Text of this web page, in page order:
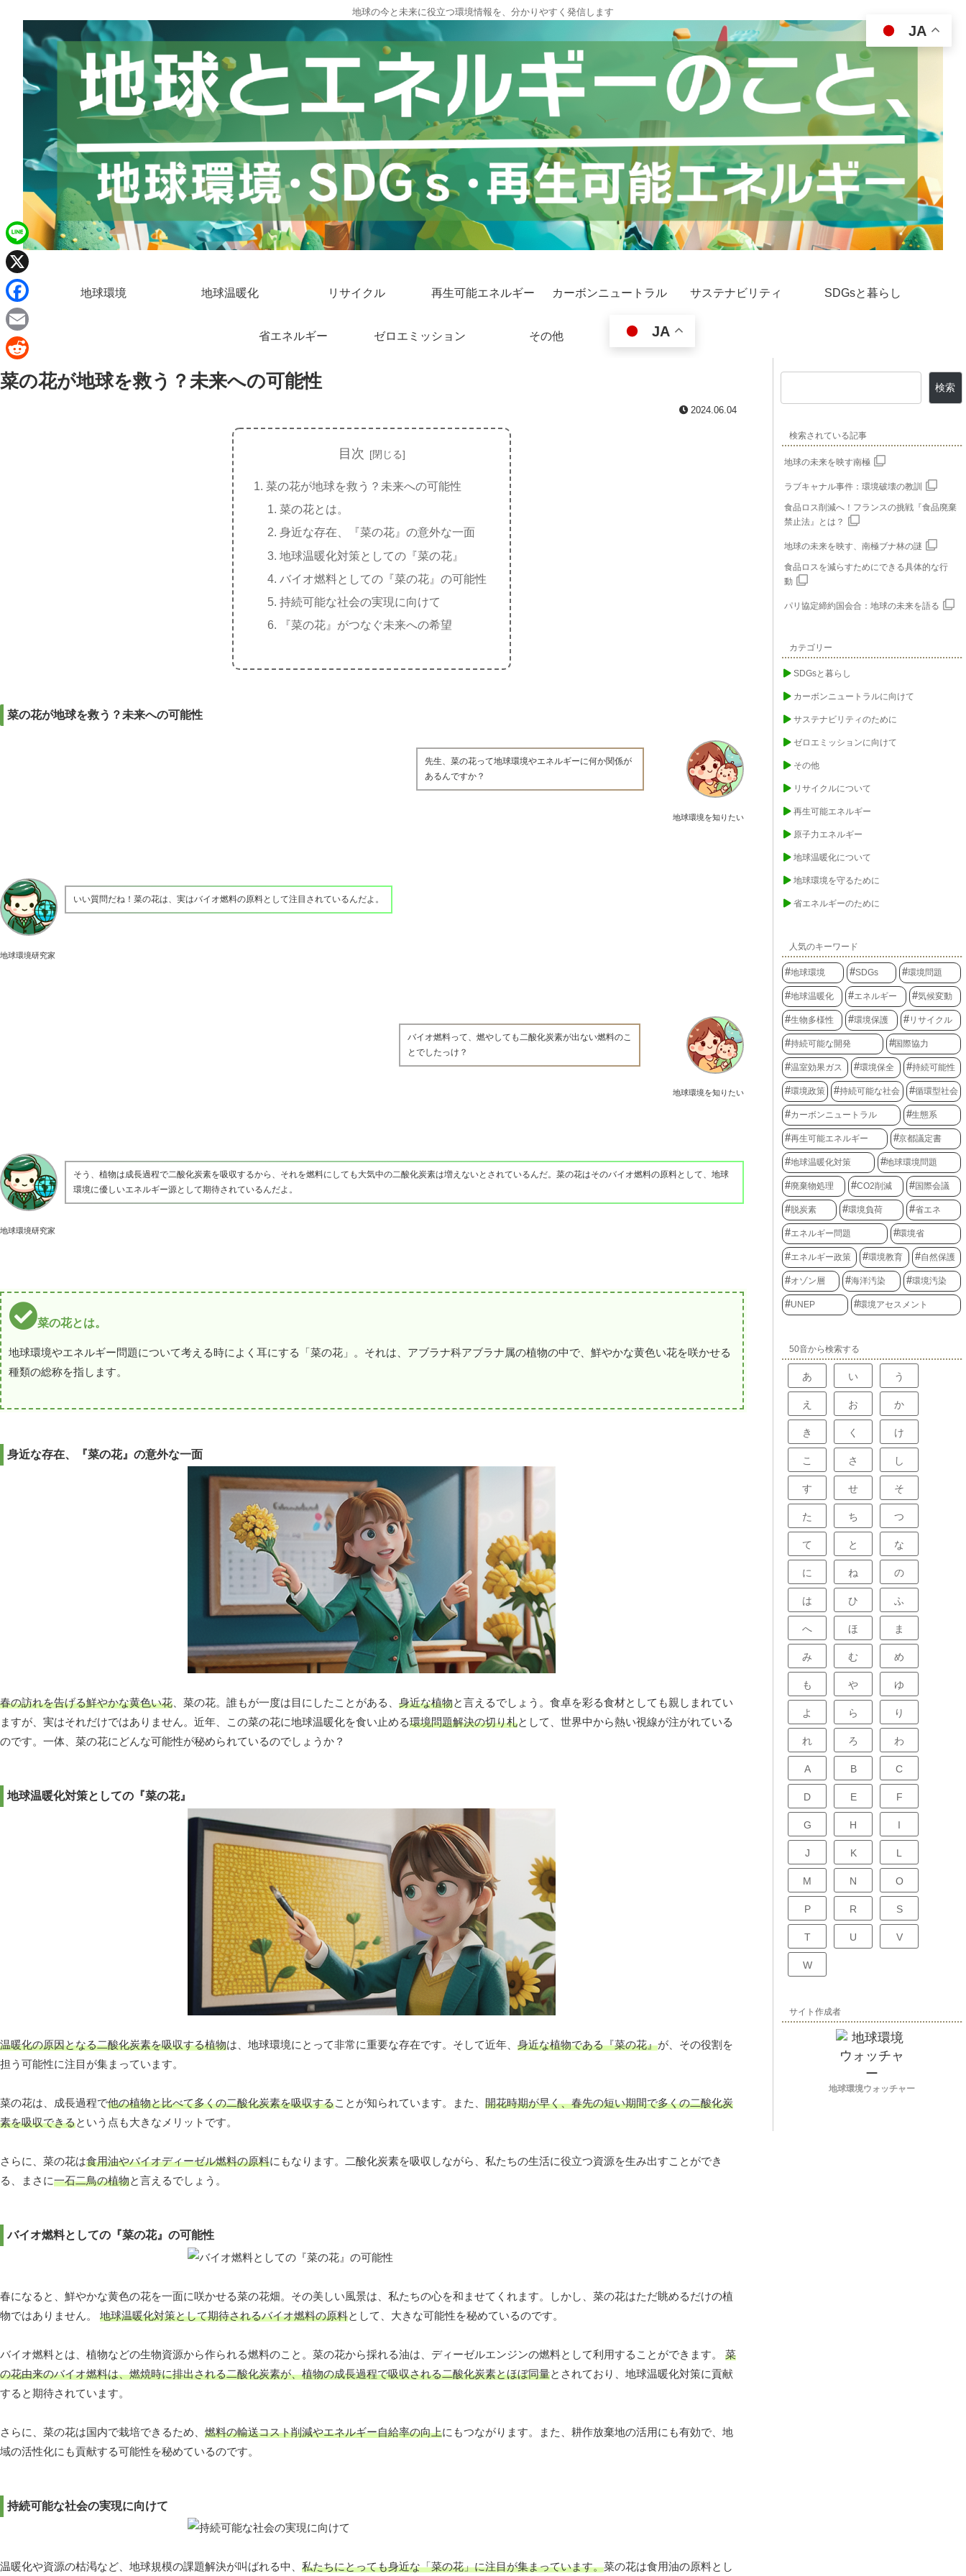
地球の今と未来に役立つ環境情報を、分かりやすく発信します
地球環境 地球温暖化 リサイクル 再生可能エネルギー カーボンニュートラル サステナビリティ SDGsと暮らし
省エネルギー ゼロエミッション その他 JA
菜の花が地球を救う？未来への可能性
2024.06.04
目次
菜の花が地球を救う？未来への可能性
菜の花とは。
身近な存在、『菜の花』の意外な一面
地球温暖化対策としての『菜の花』
バイオ燃料としての『菜の花』の可能性
持続可能な社会の実現に向けて
『菜の花』がつなぐ未来への希望
菜の花が地球を救う？未来への可能性
地球環境を知りたい
先生、菜の花って地球環境やエネルギーに何か関係が
あるんですか？
地球環境研究家
いい質問だね！菜の花は、実はバイオ燃料の原料として注目されているんだよ。
地球環境を知りたい
バイオ燃料って、燃やしても二酸化炭素が出ない燃料のこ
とでしたっけ？
地球環境研究家
そう、植物は成長過程で二酸化炭素を吸収するから、それを燃料にしても大気中の二酸化炭素は増えないとされているんだ。菜の花はそのバイオ燃料の原料として、地球
環境に優しいエネルギー源として期待されているんだよ。
菜の花とは。
地球環境やエネルギー問題について考える時によく耳にする「菜の花」。それは、アブラナ科アブラナ属の植物の中で、鮮やかな黄色い花を咲かせる
種類の総称を指します。
身近な存在、『菜の花』の意外な一面
春の訪れを告げる鮮やかな黄色い花 、菜の花。誰もが一度は目にしたことがある、 身近な植物と言えるでしょう。食卓を彩る食材としても親しまれてい
ますが、実はそれだけではありません。近年、この菜の花に地球温暖化を食い止める環境問題解決の切り札として、世界中から熱い視線が注がれている
のです。一体、菜の花にどんな可能性が秘められているのでしょうか？
地球温暖化対策としての『菜の花』
温暖化の原因となる二酸化炭素を吸収する植物は、地球環境にとって非常に重要な存在です。そして近年、 身近な植物である『菜の花』が、その役割を
担う可能性に注目が集まっています。
菜の花は、成長過程で他の植物と比べて多くの二酸化炭素を吸収することが知られています。また、 開花時期が早く、春先の短い期間で多くの二酸化炭
素を吸収できるという点も大きなメリットです。
さらに、菜の花は食用油やバイオディーゼル燃料の原料にもなります。二酸化炭素を吸収しながら、私たちの生活に役立つ資源を生み出すことができ
る、まさに一石二鳥の植物と言えるでしょう。
バイオ燃料としての『菜の花』の可能性
春になると、鮮やかな黄色の花を一面に咲かせる菜の花畑。その美しい風景は、私たちの心を和ませてくれます。しかし、菜の花はただ眺めるだけの植
物ではありません。 地球温暖化対策として期待されるバイオ燃料の原料として、大きな可能性を秘めているのです。
バイオ燃料とは、植物などの生物資源から作られる燃料のこと。菜の花から採れる油は、ディーゼルエンジンの燃料として利用することができます。 菜
の花由来のバイオ燃料は、燃焼時に排出される二酸化炭素が、植物の成長過程で吸収される二酸化炭素とほぼ同量とされており、地球温暖化対策に貢献
すると期待されています。
さらに、菜の花は国内で栽培できるため、 燃料の輸送コスト削減やエネルギー自給率の向上にもつながります。また、耕作放棄地の活用にも有効で、地
域の活性化にも貢献する可能性を秘めているのです。
持続可能な社会の実現に向けて
温暖化や資源の枯渇など、地球規模の課題解決が叫ばれる中、 私たちにとっても身近な「菜の花」に注目が集まっています。菜の花は食用油の原料とし
検索
検索されている記事
地球の未来を映す南極
ラブキャナル事件：環境破壊の教訓
食品ロス削減へ！フランスの挑戦『食品廃棄
禁止法』とは？
地球の未来を映す、南極ブナ林の謎
食品ロスを減らすためにできる具体的な行
動
パリ協定締約国会合：地球の未来を語る
カテゴリー
SDGsと暮らし
カーボンニュートラルに向けて
サステナビリティのために
ゼロエミッションに向けて
その他
リサイクルについて
再生可能エネルギー
原子力エネルギー
地球温暖化について
地球環境を守るために
省エネルギーのために
人気のキーワード
地球環境 SDGs 環境問題
地球温暖化 エネルギー 気候変動
生物多様性 環境保護 リサイクル
持続可能な開発 国際協力
温室効果ガス 環境保全 持続可能性
環境政策 持続可能な社会 循環型社会
カーボンニュートラル 生態系
再生可能エネルギー 京都議定書
地球温暖化対策 地球環境問題
廃棄物処理 CO2削減 国際会議
脱炭素 環境負荷 省エネ
エネルギー問題 環境省
エネルギー政策 環境教育 自然保護
オゾン層 海洋汚染 環境汚染
UNEP 環境アセスメント
50音から検索する
あ い う
え お か
き く け
こ さ し
す せ そ
た ち つ
て と な
に ね の
は ひ ふ
へ ほ ま
み む め
も や ゆ
よ ら り
れ ろ わ
A B C
D E F
G H I
J K L
M N O
P R S
T U V
W
サイト作成者
地球環境ウォッチャー
L
n
e
X
F
a
c
e
E
a
R
e
JA